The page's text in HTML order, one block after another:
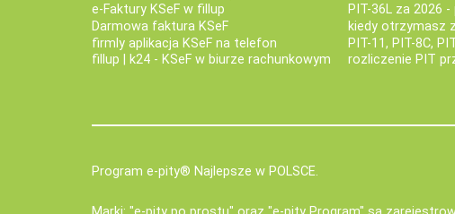
e‑Faktury KSeF w fillup
Darmowa faktura KSeF
firmly aplikacja KSeF na telefon
fillup | k24 - KSeF w biurze rachunkowym
PIT-36L za 2026
kiedy otrzymasz
PIT-11, PIT-8C,
rozliczenie PIT
Program e-pity® Najlepsze w POLSCE.